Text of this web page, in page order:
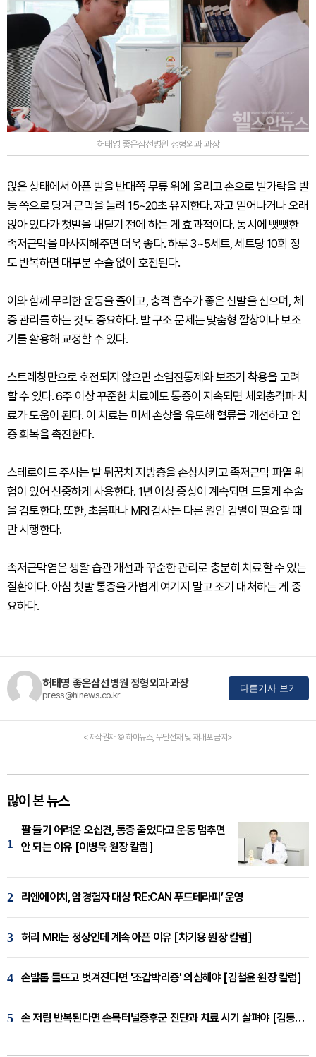
허태영 좋은삼선병원 정형외과 과장
앉은 상태에서 아픈 발을 반대쪽 무릎 위에 올리고 손으로 발가락을 발
등 쪽으로 당겨 근막을 늘려 15~20초 유지한다. 자고 일어나거나 오래
앉아 있다가 첫발을 내딛기 전에 하는 게 효과적이다. 동시에 뻣뻣한
족저근막을 마사지해주면 더욱 좋다. 하루 3~5세트, 세트당 10회 정
도 반복하면 대부분 수술 없이 호전된다.
이와 함께 무리한 운동을 줄이고, 충격 흡수가 좋은 신발을 신으며, 체
중 관리를 하는 것도 중요하다. 발 구조 문제는 맞춤형 깔창이나 보조
기를 활용해 교정할 수 있다.
스트레칭만으로 호전되지 않으면 소염진통제와 보조기 착용을 고려
할 수 있다. 6주 이상 꾸준한 치료에도 통증이 지속되면 체외충격파 치
료가 도움이 된다. 이 치료는 미세 손상을 유도해 혈류를 개선하고 염
증 회복을 촉진한다.
스테로이드 주사는 발 뒤꿈치 지방층을 손상시키고 족저근막 파열 위
험이 있어 신중하게 사용한다. 1년 이상 증상이 계속되면 드물게 수술
을 검토한다. 또한, 초음파나 MRI 검사는 다른 원인 감별이 필요할 때
만 시행한다.
족저근막염은 생활 습관 개선과 꾸준한 관리로 충분히 치료할 수 있는
질환이다. 아침 첫발 통증을 가볍게 여기지 말고 조기 대처하는 게 중
요하다.
허태영 좋은삼선병원 정형외과 과장
press@hinews.co.kr
다른기사 보기
<저작권자 © 하이뉴스, 무단전재 및 재배포 금지>
많이 본 뉴스
1
팔 들기 어려운 오십견, 통증 줄었다고 운동 멈추면
안 되는 이유 [이병욱 원장 칼럼]
2 리엔에이치, 암경험자 대상 ‘RE:CAN 푸드테라피’ 운영
3 허리 MRI는 정상인데 계속 아픈 이유 [차기용 원장 칼럼]
4 손발톱 들뜨고 벗겨진다면 '조갑박리증' 의심해야 [김철윤 원장 칼럼]
5 손 저림 반복된다면 손목터널증후군 진단과 치료 시기 살펴야 [김동현 원장 칼럼]